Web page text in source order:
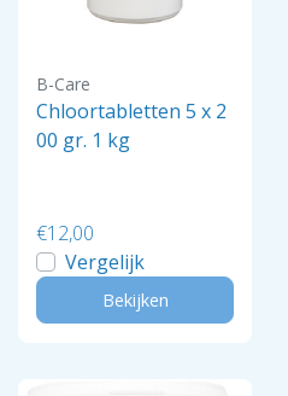
B-Care
Chloortabletten 5 x 2
00 gr. 1 kg
€12,00
Vergelijk
Bekijken